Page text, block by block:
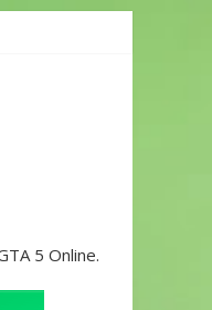
5 Online.